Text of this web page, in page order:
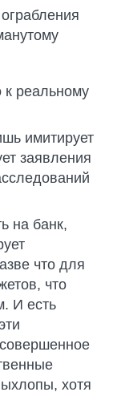
реальному
имитирует
заявления
на банк,
что для
что
И есть
хотя